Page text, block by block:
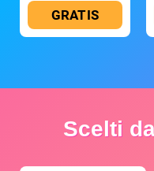
GRATIS
Scelti